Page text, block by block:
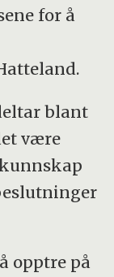
for å
blant
være
opptre på